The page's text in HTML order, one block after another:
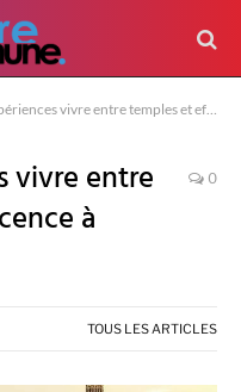
vivre entre temples et effervescence à Bangkok ?
vivre entre
à
0
TOUS LES ARTICLES